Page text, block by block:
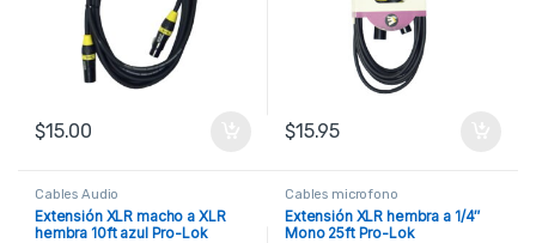
$15.00 $15.95
Cables Audio
Extensión XLR macho a XLR
hembra 10ft azul Pro-Lok
Cables microfono
Extensión XLR hembra a 1/4″
Mono 25ft Pro-Lok